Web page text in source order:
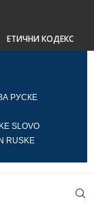
ЕТИЧНИ КОДЕКС
РУСКЕ
SLOVO
RUSKE